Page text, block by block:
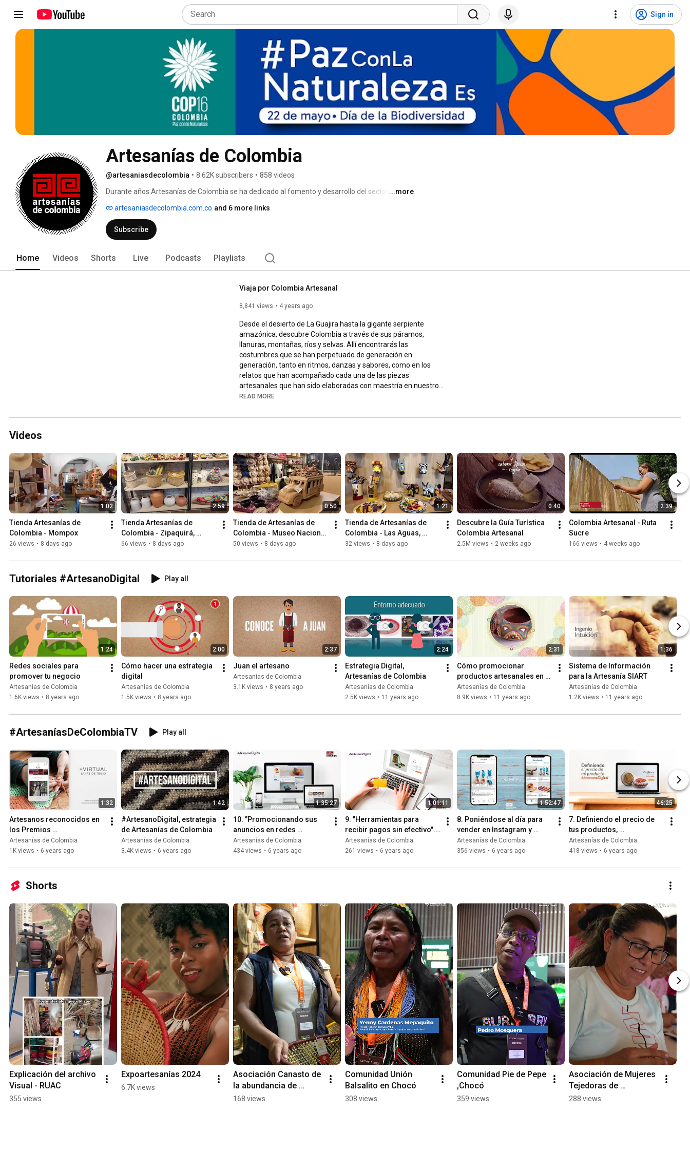
Sign in
Artesanías de Colombia
@artesaniasdecolombia • 8.62K subscribers • 858 videos
Durante años Artesanías de Colombia se ha dedicado al fomento y desarrollo del sector
artesanas, refleja una historia que inspira respeto y admiración. En cada objeto va plasmada la
realidad del artesano, su comunidad, su vida, su mundo ... su Colombia.
...more
artesaniasdecolombia.com.co and 6 more links
Subscribe
Home Videos Shorts Live Podcasts Playlists
Viaja por Colombia Artesanal
8,841 views 4 years ago
Desde el desierto de La Guajira hasta la gigante serpiente
amazónica, descubre Colombia a través de sus páramos,
llanuras, montañas, ríos y selvas. Allí encontrarás las
costumbres que se han perpetuado de generación en
generación, tanto en ritmos, danzas y sabores, como en los
relatos que han acompañado cada una de las piezas
artesanales que han sido elaboradas con maestría en nuestro
país.
Viaja por este mapa que te llevará por 12 rutas a conocer de la
Un proyecto de Artesanias de Colombia, con el apoyo del
Ministerio de Comercio, Fontur y Procolombia
Ingresa a: www.colombiaartesanal.com.co
Síguenos en:
Instagram: https://www.instagram.com/colombiarte...
Facebook:
https://www.facebook.com/Colombia-Art...
READ MORE
Videos
1:02
Tienda Artesanías de
Colombia - Mompox
26 views • 8 days ago
2:59
Tienda Artesanías de
Colombia - Zipaquirá,
Restaurante el "Salario"
66 views • 8 days ago
0:50
Tienda de Artesanías de
Colombia - Museo Nacional
, Bogotá
50 views • 8 days ago
1:21
Tienda de Artesanías de
Colombia - Las Aguas,
Bogotá
32 views • 8 days ago
0:40
Descubre la Guía Turística
Colombia Artesanal
2.5M views • 2 weeks ago
2:39
Colombia Artesanal - Ruta
Sucre
166 views • 4 weeks ago
Tutoriales #ArtesanoDigital Play all
1:24
Redes sociales para
promover tu negocio
Artesanías de Colombia
1.6K views • 8 years ago
2:00
Cómo hacer una estrategia
digital
Artesanías de Colombia
1.5K views • 8 years ago
2:37
Juan el artesano
Artesanías de Colombia
3.1K views • 8 years ago
2:24
Estrategia Digital,
Artesanías de Colombia
Artesanías de Colombia
2.5K views • 11 years ago
2:31
Cómo promocionar
productos artesanales en
una página de Internet
Artesanías de Colombia
8.9K views • 11 years ago
1:36
Sistema de Información
para la Artesanía SIART
Artesanías de Colombia
1.2K views • 11 years ago
#ArtesaníasDeColombiaTV Play all
1:32
Artesanos reconocidos en
los Premios
#ArtesanoDigital 2019
Artesanías de Colombia
1K views • 6 years ago
1:42
#ArtesanoDigital, estrategia
de Artesanías de Colombia
Artesanías de Colombia
3.4K views • 6 years ago
1:35:27
10. "Promocionando sus
anuncios en redes
sociales". #ArtesanoDigital,
2019
Artesanías de Colombia
434 views • 6 years ago
1:01:11
9. "Herramientas para
recibir pagos sin efectivo".
#ArtesanoDigital, 2019
Artesanías de Colombia
261 views • 6 years ago
1:52:47
8. Poniéndose al día para
vender en Instagram y
Facebook.
#ArtesanoDigital, 2019
Artesanías de Colombia
356 views • 6 years ago
46:25
7. Definiendo el precio de
tus productos,
#ArtesanoDigital, 2019
Artesanías de Colombia
418 views • 6 years ago
Shorts
Explicación del archivo
Visual - RUAC
355 views
Expoartesanías 2024
6.7K views
Asociación Canasto de
la abundancia de
Solano, Caquetá
168 views
Comunidad Unión
Balsalito en Chocó
308 views
Comunidad Pie de Pepe
,Chocó
359 views
Asociación de Mujeres
Tejedoras de
Esperanza en San
288 views